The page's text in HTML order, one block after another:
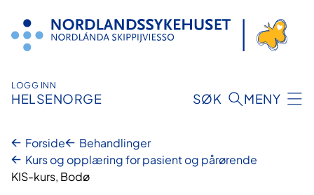
innhold
LOGG INN
HELSENORGE SØK MENY
Forside
Behandlinger
Kurs og opplæring for pasient og pårørende
KIS-kurs, Bodø